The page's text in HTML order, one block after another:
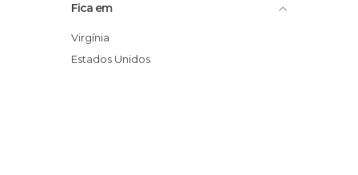
Fica em
Virgínia
Estados Unidos